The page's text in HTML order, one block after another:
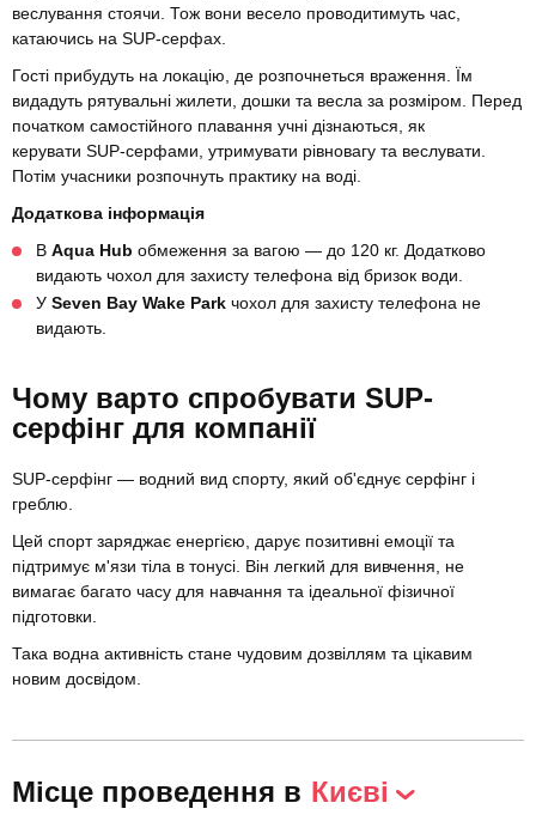
веслування стоячи. Тож вони весело проводитимуть час,
катаючись на SUP-серфах.
Гості прибудуть на локацію, де розпочнеться враження. Їм
видадуть рятувальні жилети, дошки та весла за розміром. Перед
початком самостійного плавання учні дізнаються, як
керувати SUP-серфами, утримувати рівновагу та веслувати.
Потім учасники розпочнуть практику на воді.
Додаткова інформація
В Aqua Hub обмеження за вагою — до 120 кг. Додатково
видають чохол для захисту телефона від бризок води.
У Seven Bay Wake Park чохол для захисту телефона не
видають.
Чому варто спробувати SUP-
серфінг для компанії
SUP-серфінг — водний вид спорту, який об'єднує серфінг і
греблю.
Цей спорт заряджає енергією, дарує позитивні емоції та
підтримує м'язи тіла в тонусі. Він легкий для вивчення, не
вимагає багато часу для навчання та ідеальної фізичної
підготовки.
Така водна активність стане чудовим дозвіллям та цікавим
новим досвідом.
Місце проведення в Києві